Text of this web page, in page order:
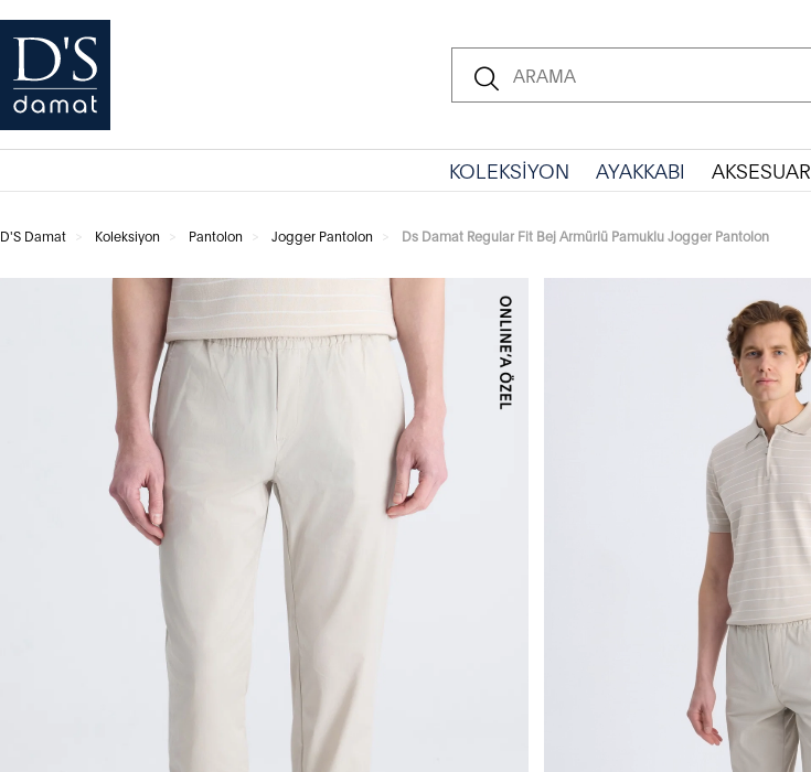
KOLEKSİYON AYAKKABI AKSESUAR
D'S Damat Koleksiyon Pantolon Jogger Pantolon Ds Damat Regular Fit Bej Armürlü Pamuklu Jogger Pantolon